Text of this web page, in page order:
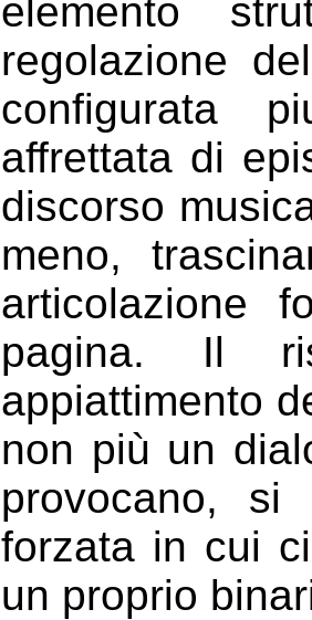
elemento
regolazione
configurata
affrettata di
discorso
meno,
articolazione
pagina. Il
appiattimento
non più un
provocano, si
forzata in cui
un proprio